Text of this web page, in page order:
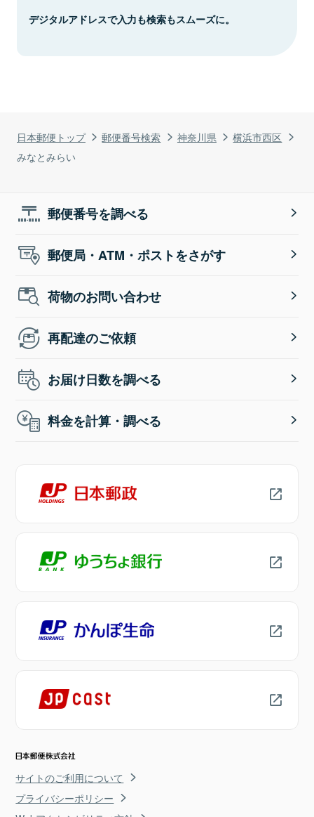
日本郵便トップ 郵便番号検索 神奈川県
横浜市西区
みなとみらい
デジタルアドレスで入力も検索もスムーズに。
郵便番号を調べる
郵便局・ATM・ポストをさがす
荷物のお問い合わせ
再配達のご依頼
お届け日数を調べる
料金を計算・調べる
サイトのご利用について
プライバシーポリシー